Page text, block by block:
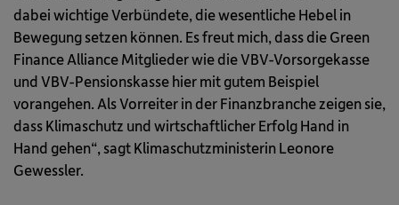
dabei wichtige Verbündete, die wesentliche Hebel in
Bewegung setzen können. Es freut mich, dass die Green
Finance Alliance Mitglieder wie die VBV-Vorsorgekasse
und VBV-Pensionskasse hier mit gutem Beispiel
vorangehen. Als Vorreiter in der Finanzbranche zeigen sie,
dass Klimaschutz und wirtschaftlicher Erfolg Hand in
Hand gehen“, sagt Klimaschutzministerin Leonore
Gewessler.